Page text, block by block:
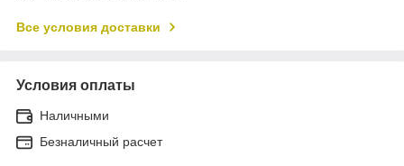
Все условия доставки
Условия оплаты
Наличными
Безналичный расчет